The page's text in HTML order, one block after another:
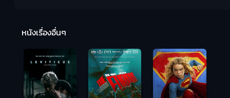
หนังเรื่องอื่นๆ